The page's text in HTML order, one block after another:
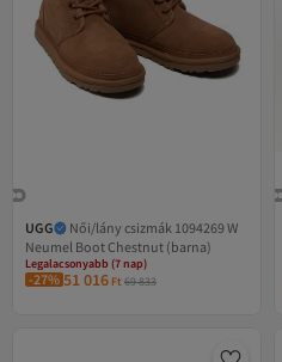
UGG
Női/lány csizmák 1094269 W
Neumel Boot Chestnut (barna)
Legalacsonyabb (7 nap)
Ingyenes szállítás
Legalacsonyabb (7 nap)
-27% 51 016 Ft69 833